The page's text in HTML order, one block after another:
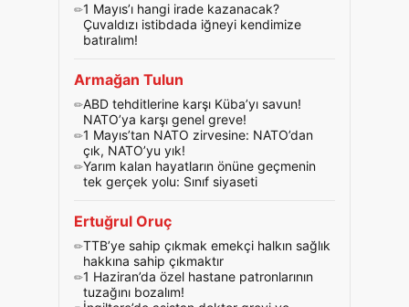
1 Mayıs’ı hangi irade kazanacak?
Çuvaldızı istibdada iğneyi kendimize
batıralım!
Armağan Tulun
ABD tehditlerine karşı Küba’yı savun!
NATO’ya karşı genel greve!
1 Mayıs’tan NATO zirvesine: NATO’dan
çık, NATO’yu yık!
Yarım kalan hayatların önüne geçmenin
tek gerçek yolu: Sınıf siyaseti
Ertuğrul Oruç
TTB’ye sahip çıkmak emekçi halkın sağlık
hakkına sahip çıkmaktır
1 Haziran’da özel hastane patronlarının
tuzağını bozalım!